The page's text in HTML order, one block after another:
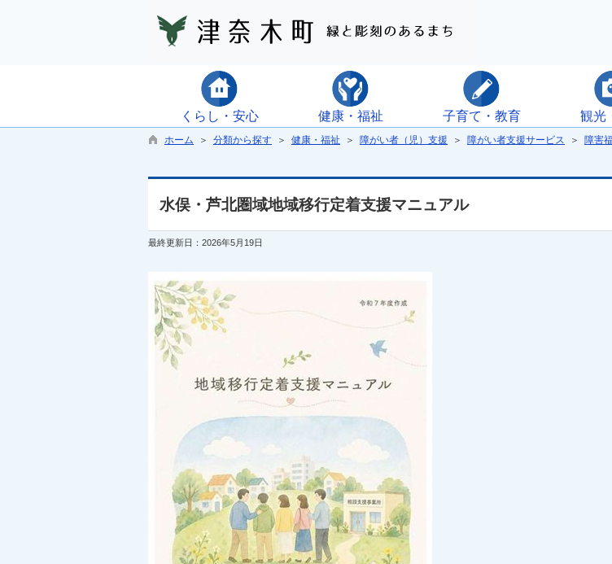
くらし・安心 健康・福祉 子育て・教育 観光
ホーム ＞ 分類から探す ＞ 健康・福祉 ＞ 障がい者（児）支援 ＞ 障がい者支援サービス ＞ 障害
水俣・芦北圏域地域移行定着支援マニュアル
最終更新日：2026年5月19日